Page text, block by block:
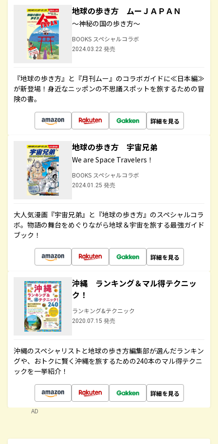
地球の歩き方 ムーＪＡＰＡＮ
～神秘の国の歩き方～
BOOKS スペシャルコラボ
2024.03.22 発売
『地球の歩き方』と『月刊ムー』のコラボガイドに≪日本編≫
が新登場！身近なニッポンの不思議スポットを旅するための冒
険の書。
詳細を見る
地球の歩き方 宇宙兄弟
We are Space Travelers！
BOOKS スペシャルコラボ
2024.01.25 発売
大人気漫画『宇宙兄弟』と『地球の歩き方』のスペシャルコラ
ボ。物語の舞台をめぐりながら地球＆宇宙を旅する最強ガイド
ブック！
詳細を見る
沖縄 ランキング＆マル得テクニッ
ク！
ランキング&テクニック
2020.07.15 発売
沖縄のスペシャリストと地球の歩き方編集部が選んだランキン
グや、おトクに賢く沖縄を旅するための240本のマル得テクニ
ックを一挙紹介！
詳細を見る
AD